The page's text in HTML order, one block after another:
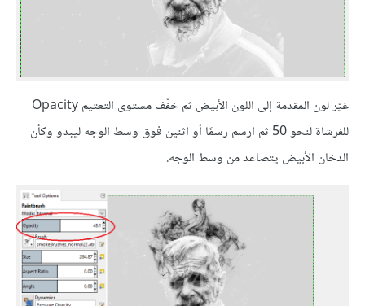
غيّر لون المقدمة إلى اللون الأبيض ثم خفّف مستوى التعتيم Opacity
للفرشاة لنحو 50 ثم ارسم رسمًا أو اثنين فوق وسط الوجه ليبدو وكأن
الدخان الأبيض يتصاعد من وسط الوجه.